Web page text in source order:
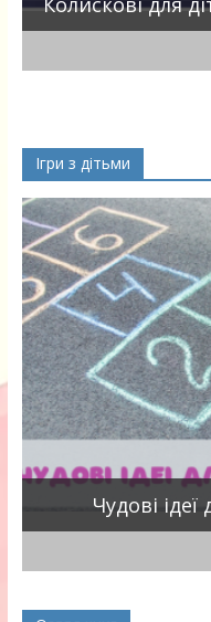
Ігри з дітьми
Чудові ідеї